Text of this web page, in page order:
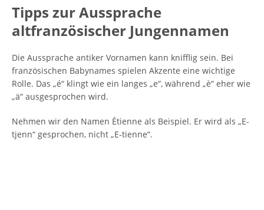
Tipps zur Aussprache
altfranzösischer Jungennamen
Die Aussprache antiker Vornamen kann knifflig sein. Bei
französischen Babynames spielen Akzente eine wichtige
Rolle. Das „é“ klingt wie ein langes „e“, während „è“ eher wie
„ä“ ausgesprochen wird.
Nehmen wir den Namen Étienne als Beispiel. Er wird als „E-
tjenn“ gesprochen, nicht „E-tienne“.